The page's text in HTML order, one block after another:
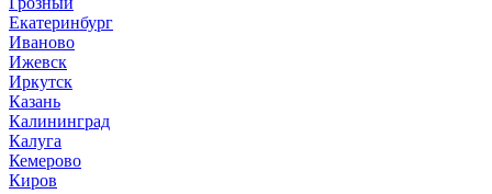
Екатеринбург
Иваново
Ижевск
Иркутск
Казань
Калининград
Калуга
Кемерово
Киров